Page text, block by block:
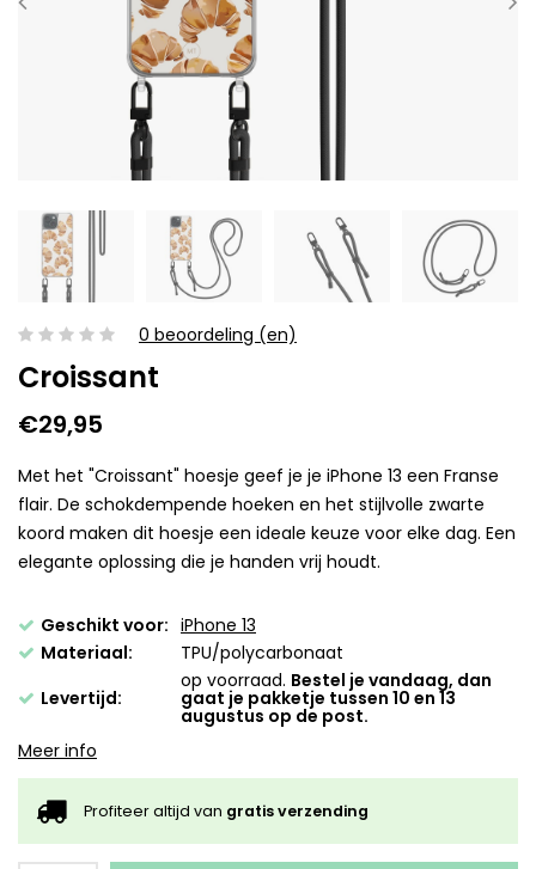
0 beoordeling (en)
Croissant
€29,95
Met het "Croissant" hoesje geef je je iPhone 13 een Franse
flair. De schokdempende hoeken en het stijlvolle zwarte
koord maken dit hoesje een ideale keuze voor elke dag. Een
elegante oplossing die je handen vrij houdt.
Geschikt voor: iPhone 13
Materiaal:
TPU/polycarbonaat
Levertijd:
op voorraad. Bestel je vandaag, dan
gaat je pakketje tussen 10 en 13
augustus op de post.
Meer info
Profiteer altijd van gratis verzending